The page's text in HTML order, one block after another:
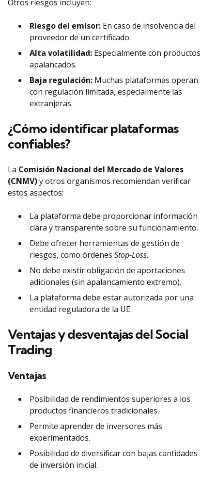
Otros riesgos incluyen:
Riesgo del emisor: En caso de insolvencia del
proveedor de un certificado.
Alta volatilidad: Especialmente con productos
apalancados.
Baja regulación: Muchas plataformas operan
con regulación limitada, especialmente las
extranjeras.
¿Cómo identificar plataformas
confiables?
La Comisión Nacional del Mercado de Valores
(CNMV)y otros organismos recomiendan verificar
estos aspectos:
La plataforma debe proporcionar información
clara y transparente sobre su funcionamiento.
Debe ofrecer herramientas de gestión de
riesgos, como órdenes Stop-Loss.
No debe existir obligación de aportaciones
adicionales (sin apalancamiento extremo).
La plataforma debe estar autorizada por una
entidad reguladora de la UE.
Ventajas y desventajas del Social
Trading
Ventajas
Posibilidad de rendimientos superiores a los
productos financieros tradicionales.
Permite aprender de inversores más
experimentados.
Posibilidad de diversificar con bajas cantidades
de inversión inicial.